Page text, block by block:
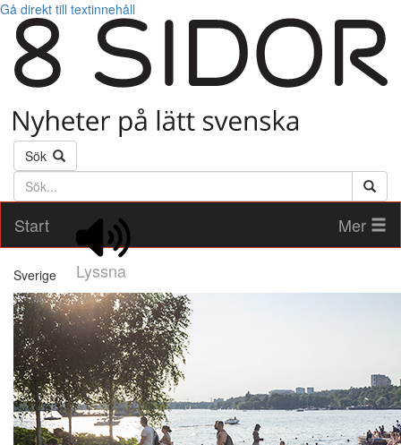
Gå direkt till textinnehåll
Sök
Söktext
Start
Lyssna
Mer
Sverige